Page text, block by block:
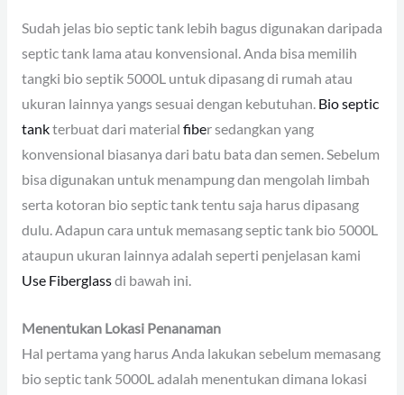
Sudah jelas bio septic tank lebih bagus digunakan daripada
septic tank lama atau konvensional. Anda bisa memilih
tangki bio septik 5000L untuk dipasang di rumah atau
ukuran lainnya yangs sesuai dengan kebutuhan. Bio septic
tankterbuat dari material fiber sedangkan yang
konvensional biasanya dari batu bata dan semen. Sebelum
bisa digunakan untuk menampung dan mengolah limbah
serta kotoran bio septic tank tentu saja harus dipasang
dulu. Adapun cara untuk memasang septic tank bio 5000L
ataupun ukuran lainnya adalah seperti penjelasan kami
Use Fiberglassdi bawah ini.
Menentukan Lokasi Penanaman
Hal pertama yang harus Anda lakukan sebelum memasang
bio septic tank 5000L adalah menentukan dimana lokasi